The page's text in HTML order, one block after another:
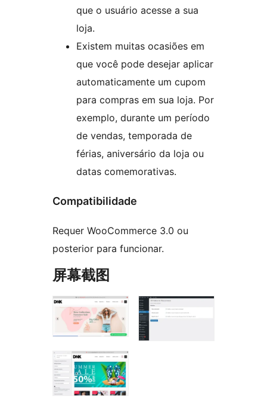
que o usuário acesse a sua
loja.
Existem muitas ocasiões em
que você pode desejar aplicar
automaticamente um cupom
para compras em sua loja. Por
exemplo, durante um período
de vendas, temporada de
férias, aniversário da loja ou
datas comemorativas.
Compatibilidade
Requer WooCommerce 3.0 ou
posterior para funcionar.
屏幕截图